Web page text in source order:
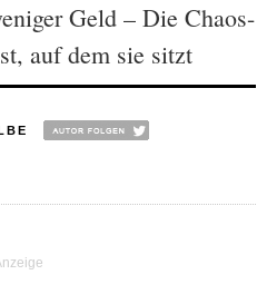
Geld – Die Chaos-
auf dem sie sitzt